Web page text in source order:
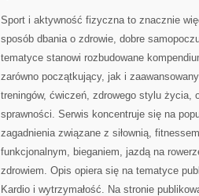
Sport i aktywność fizyczna to znacznie
sposób dbania o zdrowie, dobre
tematyce stanowi rozbudowane
zarówno początkujący, jak i
treningów, ćwiczeń, zdrowego stylu życia,
sprawności. Serwis koncentruje się na
zagadnienia związane z siłownią,
funkcjonalnym, bieganiem, jazdą na
zdrowiem. Opis opiera się na tematyce
Kardio i wytrzymałość. Na stronie